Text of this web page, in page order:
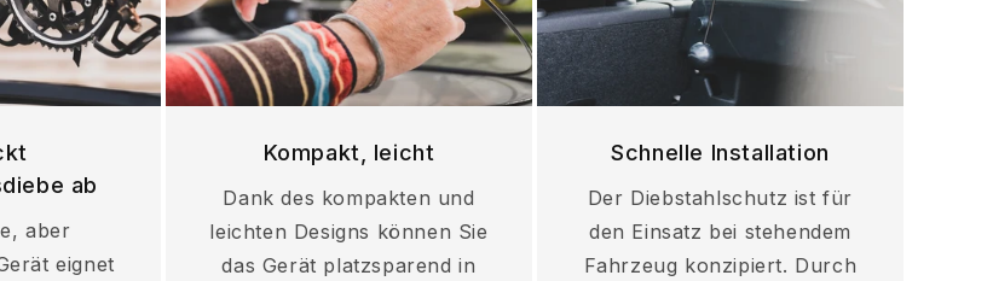
ab
aber
eignet
Kompakt, leicht
Dank des kompakten und
leichten Designs können Sie
das Gerät platzsparend in
Schnelle Installation
Der Diebstahlschutz ist für
den Einsatz bei stehendem
Fahrzeug konzipiert. Durch